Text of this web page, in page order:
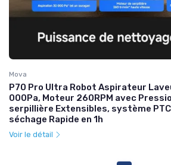
Mova
P70 Pro Ultra Robot Aspirateur
000Pa, Moteur 260RPM avec
serpillière Extensibles, système
séchage Rapide en 1h
Voir le détail